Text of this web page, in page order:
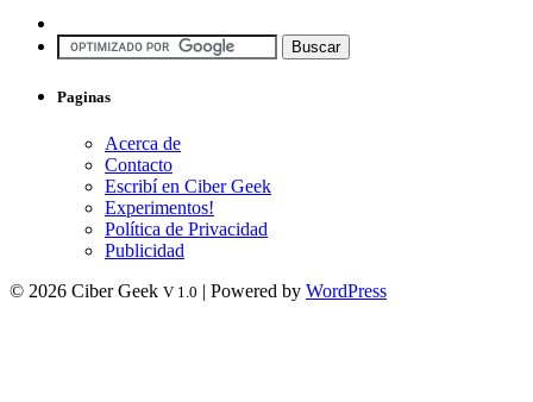
Paginas
Acerca de
Contacto
Escribí en Ciber Geek
Experimentos!
Política de Privacidad
Publicidad
© 2026 Ciber Geek V 1.0 | Powered by WordPress